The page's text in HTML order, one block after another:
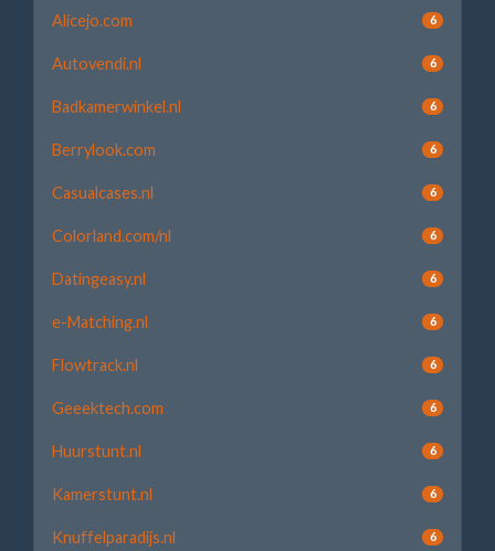
Alicejo.com 6
Autovendi.nl 6
Badkamerwinkel.nl 6
Berrylook.com 6
Casualcases.nl 6
Colorland.com/nl 6
Datingeasy.nl 6
e-Matching.nl 6
Flowtrack.nl 6
Geeektech.com 6
Huurstunt.nl 6
Kamerstunt.nl 6
Knuffelparadijs.nl 6